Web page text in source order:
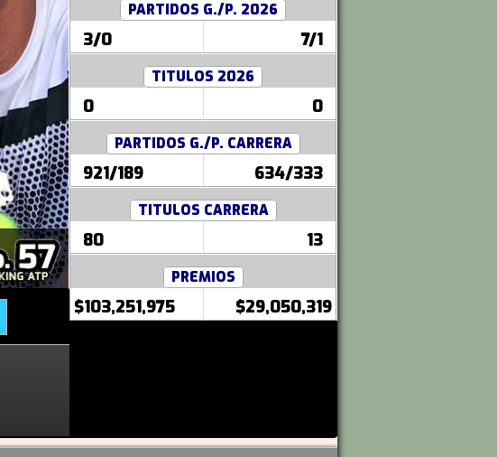
PARTIDOS G./P. 2026
3/0 7/1
TITULOS 2026
0 0
PARTIDOS G./P. CARRERA
921/189 634/333
TITULOS CARRERA
80 13
PREMIOS
$103,251,975 $29,050,319